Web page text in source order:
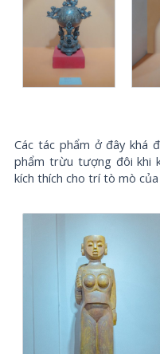
Các tác phẩm ở đây khá
phẩm trừu tượng đôi khi
kích thích cho trí tò mò